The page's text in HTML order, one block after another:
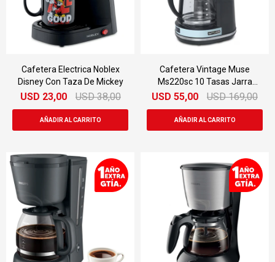
Cafetera Electrica Noblex
Disney Con Taza De Mickey
USD 23,00 USD 38,00
Cafetera Vintage Muse
Ms220sc 10 Tasas Jarra
Cristal
USD 55,00 USD 169,00